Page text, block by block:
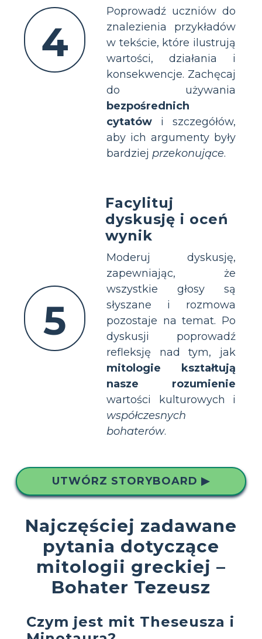
4
Poprowadź uczniów do
znalezienia przykładów
w tekście, które ilustrują
wartości, działania i
konsekwencje. Zachęcaj
do używania
bezpośrednich
cytatów i szczegółów,
aby ich argumenty były
bardziej przekonujące.
5
Facylituj
dyskusję i oceń
wynik
Moderuj dyskusję,
zapewniając, że
wszystkie głosy są
słyszane i rozmowa
pozostaje na temat. Po
dyskusji poprowadź
refleksję nad tym, jak
mitologie kształtują
nasze rozumienie
wartości kulturowych i
współczesnych
bohaterów.
UTWÓRZ STORYBOARD ▶
Najczęściej zadawane
pytania dotyczące
mitologii greckiej –
Bohater Tezeusz
Czym jest mit Theseusza i